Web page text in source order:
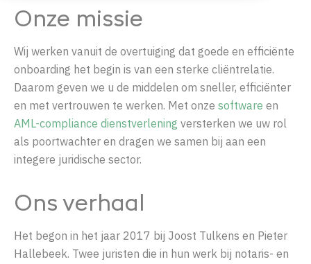
Onze missie
Wij werken vanuit de overtuiging dat goede en efficiënte
onboarding het begin is van een sterke cliëntrelatie.
Daarom geven we u de middelen om sneller, efficiënter
en met vertrouwen te werken. Met onze software en
AML-compliance dienstverlening versterken we uw rol
als poortwachter en dragen we samen bij aan een
integere juridische sector.
Ons verhaal
Het begon in het jaar 2017 bij Joost Tulkens en Pieter
Hallebeek. Twee juristen die in hun werk bij notaris- en